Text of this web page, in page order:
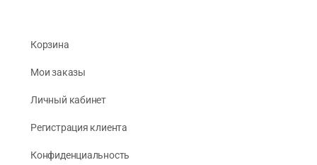
Корзина
Мои заказы
Личный кабинет
Регистрация клиента
Конфиденциальность